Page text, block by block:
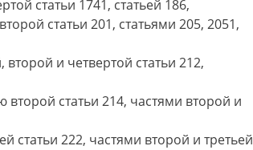
статьи 1741, статьей 186,
статьи 201, статьями 205, 2051,
и четвертой статьи 212,
второй статьи 214, частями второй и
статьи 222, частями второй и третьей